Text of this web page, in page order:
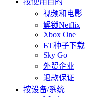
按使用目的
视频和电影
解锁Netflix
Xbox One
BT种子下载
Sky Go
外贸企业
退款保证
按设备/系统